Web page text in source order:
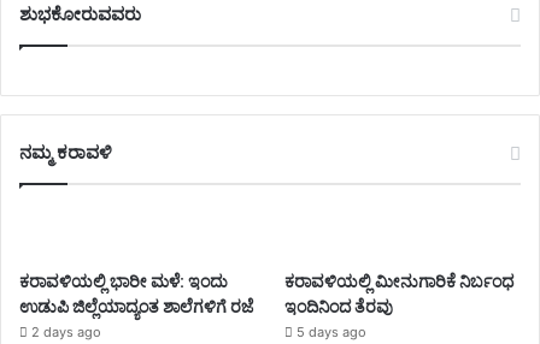
ಶುಭಕೋರುವವರು
ನಮ್ಮ ಕರಾವಳಿ
ಕರಾವಳಿಯಲ್ಲಿ ಭಾರೀ ಮಳೆ: ಇಂದು
ಉಡುಪಿ ಜಿಲ್ಲೆಯಾದ್ಯಂತ ಶಾಲೆಗಳಿಗೆ ರಜೆ
2 days ago
ಕರಾವಳಿಯಲ್ಲಿ ಮೀನುಗಾರಿಕೆ ನಿರ್ಬಂಧ
ಇಂದಿನಿಂದ ತೆರವು
5 days ago